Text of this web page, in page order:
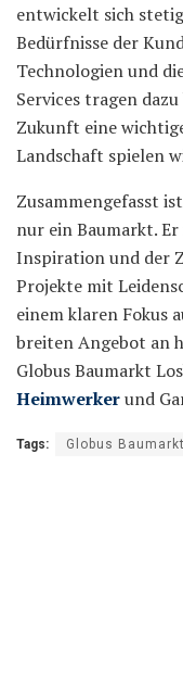
entwickelt sich
Bedürfnisse der
Technologien und
Services tragen
Zukunft eine
Landschaft spielen
Zusammengefasst
nur ein Baumarkt.
Inspiration und der
Projekte mit
einem klaren Fokus
breiten Angebot an
Globus Baumarkt
Heimwerkerund
Tags: Globus Baumarkt